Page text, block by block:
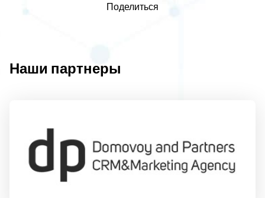
Поделиться
Наши партнеры